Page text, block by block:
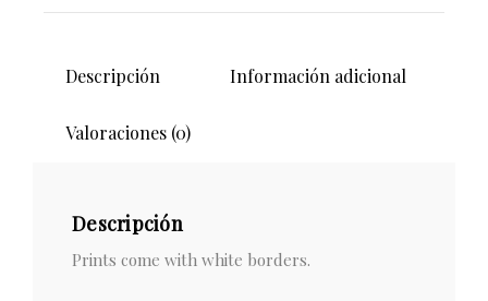
Descripción Información adicional
Valoraciones (0)
Descripción
Prints come with white borders.